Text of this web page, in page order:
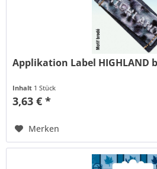
Applikation Label HIGHLAND
Inhalt 1 Stück
3,63 € *
Merken